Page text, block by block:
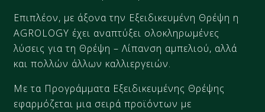
Επιπλέον, με άξονα την Εξειδικευμένη Θρέψη η
AGROLOGY έχει αναπτύξει ολοκληρωμένες
λύσεις για τη Θρέψη – Λίπανση αμπελιού, αλλά
και πολλών άλλων καλλιεργειών.
Με τα Προγράμματα Εξειδικευμένης Θρέψης
εφαρμόζεται μια σειρά προϊόντων με